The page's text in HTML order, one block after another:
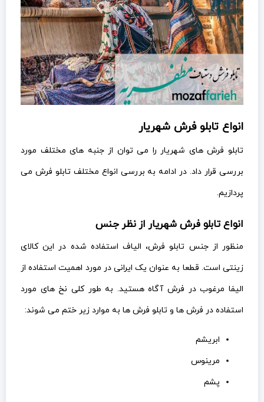
انواع تابلو فرش شهریار
تابلو فرش های شهریار را می توان از جنبه های مختلف مورد
بررسی قرار داد. در ادامه به بررسی انواع مختلف تابلو فرش می
پردازیم.
انواع تابلو فرش شهریار از نظر جنس
منظور از جنس تابلو فرش، الیاف استفاده شده در این کالای
زینتی است. قطعا به عنوان یک ایرانی در مورد اهمیت استفاده از
الیفا مرغوب در فرش آگاه هستید. به طور کلی نخ های مورد
استفاده در فرش ها و تابلو فرش ها به موارد زیر ختم می شوند:
ابریشم
مرینوس
پشم